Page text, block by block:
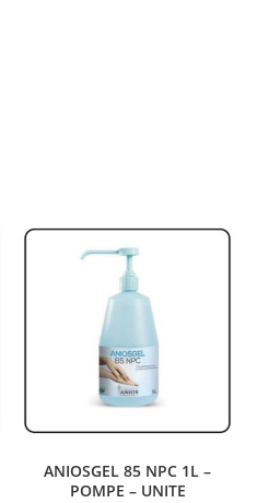
ANIOSGEL 85 NPC 1L –
POMPE – UNITE